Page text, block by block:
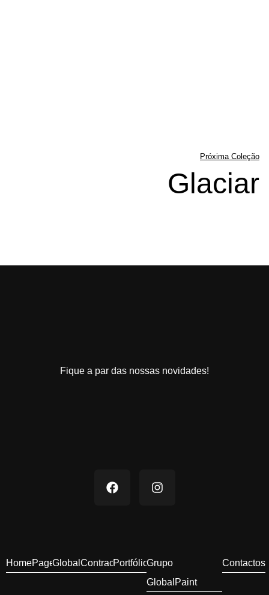
Próxima Coleção
Glaciar
Fique a par das nossas novidades!
HomePageGlobalContractPortfólioGrupo
GlobalPaint
Contactos